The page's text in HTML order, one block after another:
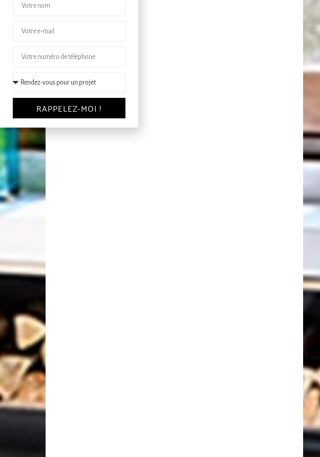
RAPPELEZ-MOI !